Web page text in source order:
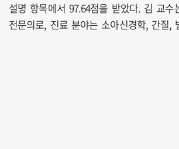
설명 항목에서 97.64점을 받았다. 김 교수
전문의로, 진료 분야는 소아신경학, 간질,